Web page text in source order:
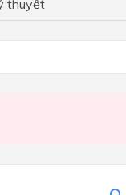
thuyết